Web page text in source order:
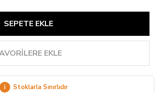
EKLE
i Stoklarla Sınırlıdır